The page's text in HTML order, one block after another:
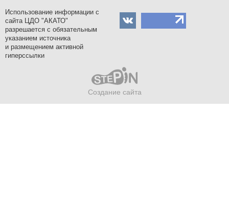
Использование информации с
сайта ЦДО "АКАТО"
разрешается с обязательным
указанием источника
и размещением активной
гиперссылки
Создание сайта